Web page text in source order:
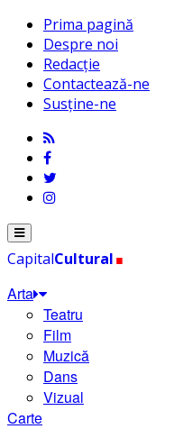
Prima pagină
Despre noi
Redacție
Contactează-ne
Susține-ne
Menu
CapitalCultural.
Arta
Teatru
Film
Muzică
Dans
Vizual
Carte